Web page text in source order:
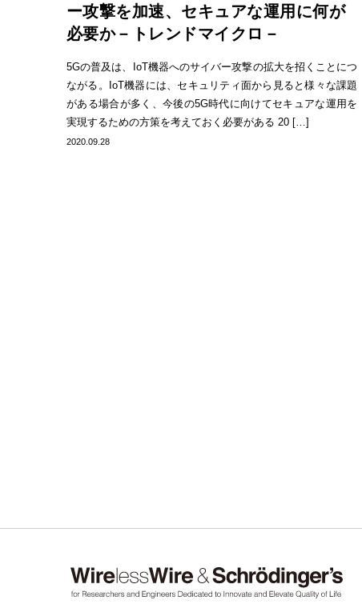
ー攻撃を加速、セキュアな運用に何が
必要か－トレンドマイクロ－
5Gの普及は、IoT機器へのサイバー攻撃の拡大を招くことにつ
ながる。IoT機器には、セキュリティ面から見ると様々な課題
がある場合が多く、今後の5G時代に向けてセキュアな運用を
実現するための方策を考えておく必要がある 20 […]
2020.09.28